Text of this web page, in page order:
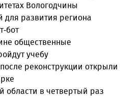
Вологодчины
для развития региона
бот
общественные
учебу
реконструкции открыли
области в четвертый раз